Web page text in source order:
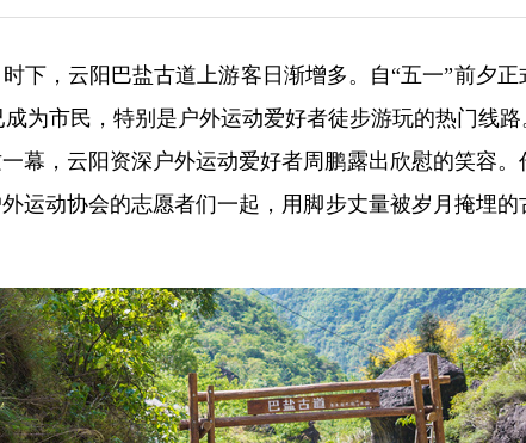
下，云阳巴盐古道上游客日渐增多。自“五一”前夕正
为市民，特别是户外运动爱好者徒步游玩的热门线路
幕，云阳资深户外运动爱好者周鹏露出欣慰的笑容。
运动协会的志愿者们一起，用脚步丈量被岁月掩埋的